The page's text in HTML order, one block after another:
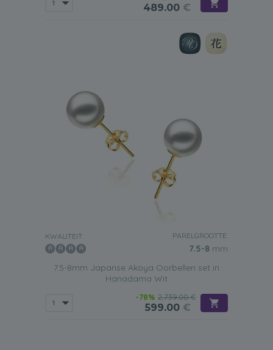
489.00 €
KWALITEIT: PARELGROOTTE:
7.5-8 mm
7.5-8mm Japanse Akoya Oorbellen set in
Hanadama Wit
-78% 2,739.00 €
599.00 €